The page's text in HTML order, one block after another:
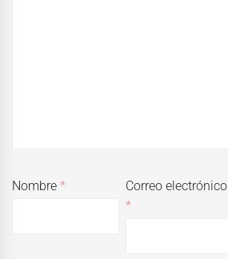
Nombre*
Correo electrónico
*